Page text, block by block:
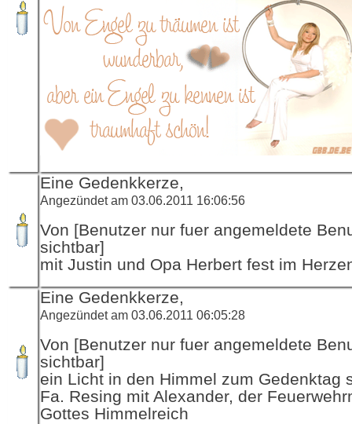
Eine Gedenkkerze,
Angezündet am 03.06.2011 16:06:56
Von [Benutzer nur fuer angemeldete
sichtbar]
mit Justin und Opa Herbert fest im
Eine Gedenkkerze,
Angezündet am 03.06.2011 06:05:28
Von [Benutzer nur fuer angemeldete
sichtbar]
ein Licht in den Himmel zum Gedenktag
Fa. Resing mit Alexander, der
Gottes Himmelreich